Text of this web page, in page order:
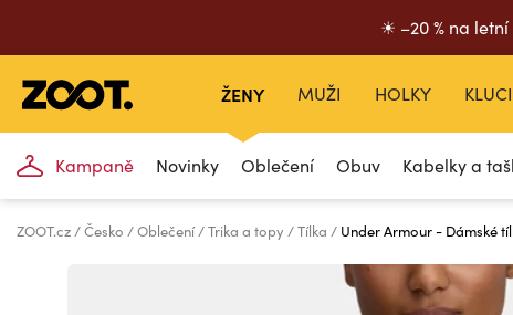
☀ –20 % na
ŽENY
Kampaně Novinky Oblečení Obuv Kabelky a
MUŽI HOLKY KLUCI
ZOOT.cz Česko Oblečení Trika a topy Tílka Under Armour - Dámské